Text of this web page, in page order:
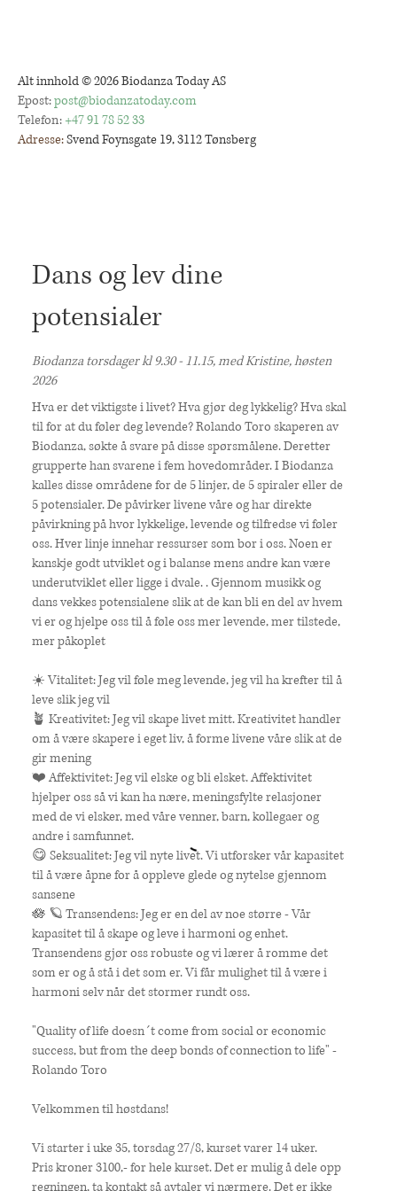
Dans og lev dine
potensialer
Biodanza torsdager kl 9.30 - 11.15, med Kristine, høsten
2026
Hva er det viktigste i livet? Hva gjør deg lykkelig? Hva skal
til for at du føler deg levende? Rolando Toro skaperen av
Biodanza, søkte å svare på disse spørsmålene. Deretter
grupperte han svarene i fem hovedområder. I Biodanza
kalles disse områdene for de 5 linjer, de 5 spiraler eller de
5 potensialer. De påvirker livene våre og har direkte
påvirkning på hvor lykkelige, levende og tilfredse vi føler
oss. Hver linje innehar ressurser som bor i oss. Noen er
kanskje godt utviklet og i balanse mens andre kan være
underutviklet eller ligge i dvale. . Gjennom musikk og
dans vekkes potensialene slik at de kan bli en del av hvem
vi er og hjelpe oss til å føle oss mer levende, mer tilstede,
mer påkoplet
☀️ Vitalitet: Jeg vil føle meg levende, jeg vil ha krefter til å
leve slik jeg vil
🪴 Kreativitet: Jeg vil skape livet mitt. Kreativitet handler
om å være skapere i eget liv, å forme livene våre slik at de
gir mening
❤️ Affektivitet: Jeg vil elske og bli elsket. Affektivitet
hjelper oss så vi kan ha nære, meningsfylte relasjoner
med de vi elsker, med våre venner, barn, kollegaer og
andre i samfunnet.
😋 Seksualitet: Jeg vil nyte livet. Vi utforsker vår kapasitet
til å være åpne for å oppleve glede og nytelse gjennom
sansene
🪷 🪐 Transendens: Jeg er en del av noe større - Vår
kapasitet til å skape og leve i harmoni og enhet.
Transendens gjør oss robuste og vi lærer å romme det
som er og å stå i det som er. Vi får mulighet til å være i
harmoni selv når det stormer rundt oss.
"Quality of life doesn´t come from social or economic
success, but from the deep bonds of connection to life" -
Rolando Toro
Velkommen til høstdans!
Vi starter i uke 35, torsdag 27/8, kurset varer 14 uker.
Pris kroner 3100,- for hele kurset. Det er mulig å dele opp
regningen, ta kontakt så avtaler vi nærmere. Det er ikke
Epost:post@biodanzatoday.com
Alt innhold © 2026 Biodanza Today AS
Adresse:Svend Foynsgate 19, 3112 Tønsberg
Telefon: +47 91 78 52 33